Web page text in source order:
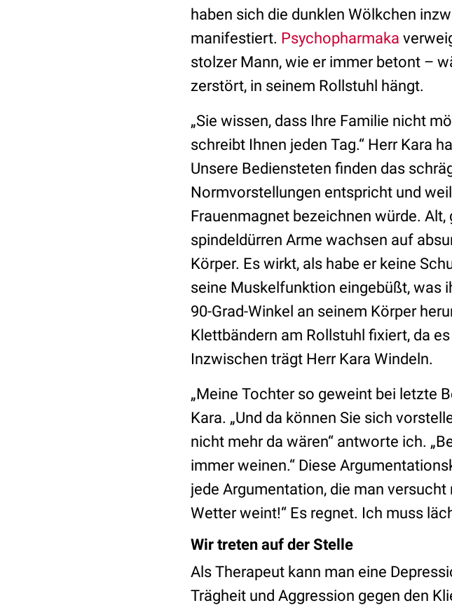
haben sich die dunklen Wölkchen
manifestiert. Psychopharmaka
stolzer Mann, wie er immer betont –
zerstört, in seinem Rollstuhl hängt.
„Sie wissen, dass Ihre Familie nicht
schreibt Ihnen jeden Tag.“ Herr Kara
Unsere Bediensteten finden das
Normvorstellungen entspricht und
Frauenmagnet bezeichnen würde. Alt,
spindeldürren Arme wachsen auf
Körper. Es wirkt, als habe er keine
seine Muskelfunktion eingebüßt, was
90-Grad-Winkel an seinem Körper
Klettbändern am Rollstuhl fixiert, da
Inzwischen trägt Herr Kara Windeln.
„Meine Tochter so geweint bei letzte
Kara. „Und da können Sie sich
nicht mehr da wären“ antworte ich.
immer weinen.“ Diese
jede Argumentation, die man
Wetter weint!“ Es regnet. Ich muss
Wir treten auf der Stelle
Als Therapeut kann man eine
Trägheit und Aggression gegen den